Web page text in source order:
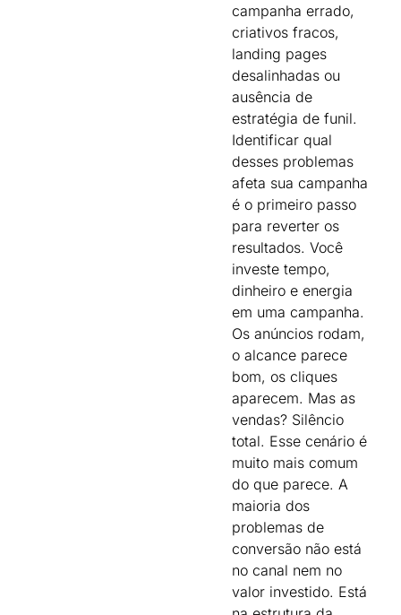
campanha errado,
criativos fracos,
landing pages
desalinhadas ou
ausência de
estratégia de funil.
Identificar qual
desses problemas
afeta sua campanha
é o primeiro passo
para reverter os
resultados. Você
investe tempo,
dinheiro e energia
em uma campanha.
Os anúncios rodam,
o alcance parece
bom, os cliques
aparecem. Mas as
vendas? Silêncio
total. Esse cenário é
muito mais comum
do que parece. A
maioria dos
problemas de
conversão não está
no canal nem no
valor investido. Está